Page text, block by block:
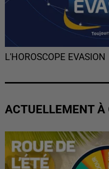
L'HOROSCOPE EVASION
ACTUELLEMENT À